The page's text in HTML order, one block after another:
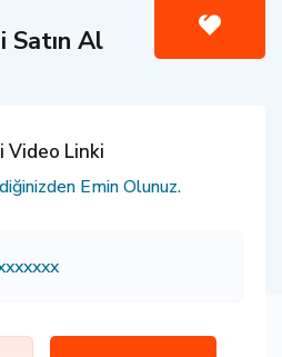
Satın Al
Video Linki
Emin Olunuz.